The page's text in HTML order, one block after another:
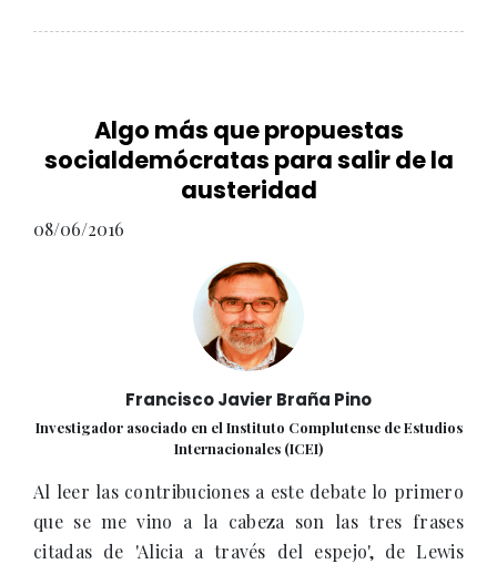
Algo más que propuestas
socialdemócratas para salir de la
austeridad
08/06/2016
Francisco Javier Braña Pino
Investigador asociado en el Instituto Complutense de Estudios
Internacionales (ICEI)
Al leer las contribuciones a este debate lo primero
que se me vino a la cabeza son las tres frases
citadas de 'Alicia a través del espejo', de Lewis